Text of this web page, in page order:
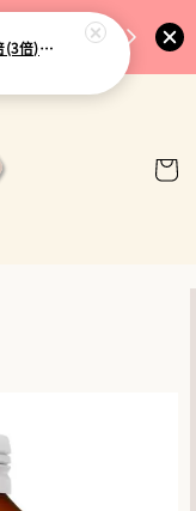
折
🚚 台
Blackmores澳佳寶無腥味三倍(3倍)濃縮加強型深海魚油 150粒